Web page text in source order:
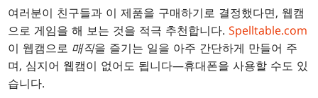
여러분이 친구들과 이 제품을 구매하기로 결정했다면, 웹캠
으로 게임을 해 보는 것을 적극 추천합니다.Spelltable.com
이 웹캠으로 매직을 즐기는 일을 아주 간단하게 만들어 주
며, 심지어 웹캠이 없어도 됩니다—휴대폰을 사용할 수도 있
습니다.